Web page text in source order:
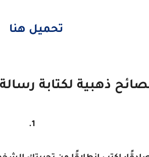
تحميل هنا
ذهبية لكتابة